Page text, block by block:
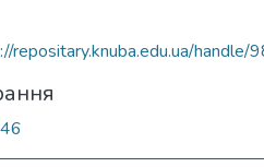
repositary.knuba.edu.ua/